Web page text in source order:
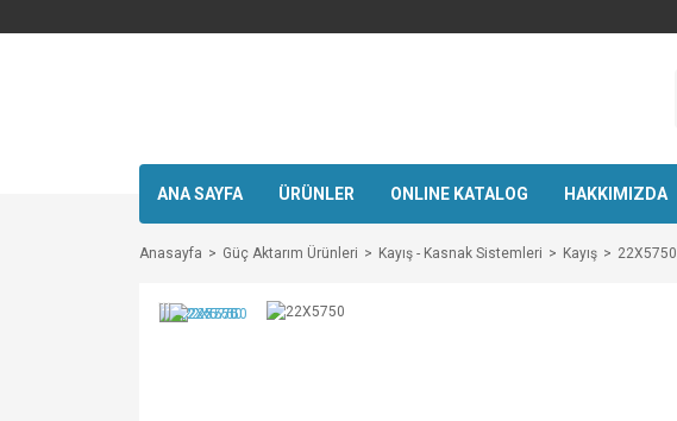
ANA SAYFA ÜRÜNLER ONLINE KATALOG HAKKIMIZDA
Anasayfa Güç Aktarım Ürünleri Kayış - Kasnak Sistemleri Kayış 22X5750